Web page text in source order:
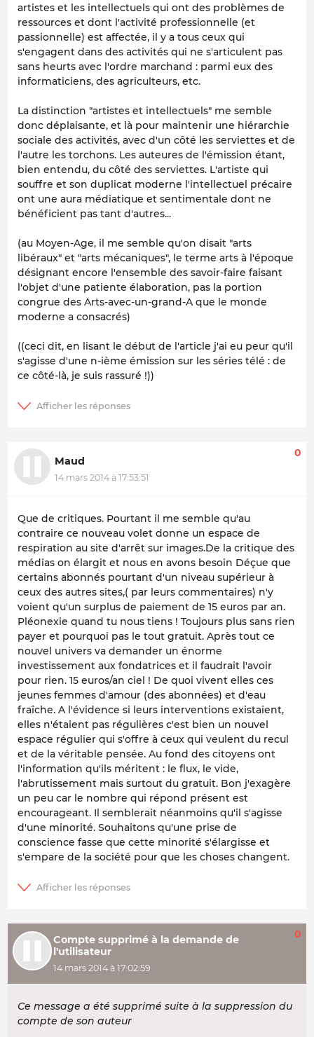
artistes et les intellectuels qui ont des problèmes de
ressources et dont l'activité professionnelle (et
passionnelle) est affectée, il y a tous ceux qui
s'engagent dans des activités qui ne s'articulent pas
sans heurts avec l'ordre marchand : parmi eux des
informaticiens, des agriculteurs, etc.
La distinction "artistes et intellectuels" me semble
donc déplaisante, et là pour maintenir une hiérarchie
sociale des activités, avec d'un côté les serviettes et de
l'autre les torchons. Les auteures de l'émission étant,
bien entendu, du côté des serviettes. L'artiste qui
souffre et son duplicat moderne l'intellectuel précaire
ont une aura médiatique et sentimentale dont ne
bénéficient pas tant d'autres...
(au Moyen-Age, il me semble qu'on disait "arts
libéraux" et "arts mécaniques", le terme arts à l'époque
désignant encore l'ensemble des savoir-faire faisant
l'objet d'une patiente élaboration, pas la portion
congrue des Arts-avec-un-grand-A que le monde
moderne a consacrés)
((ceci dit, en lisant le début de l'article j'ai eu peur qu'il
s'agisse d'une n-ième émission sur les séries télé : de
ce côté-là, je suis rassuré !))
Maud
14 mars 2014 à 17:53:51
0
Que de critiques. Pourtant il me semble qu'au
contraire ce nouveau volet donne un espace de
respiration au site d'arrêt sur images.De la critique des
médias on élargit et nous en avons besoin Déçue que
certains abonnés pourtant d'un niveau supérieur à
ceux des autres sites,( par leurs commentaires) n'y
voient qu'un surplus de paiement de 15 euros par an.
Pléonexie quand tu nous tiens ! Toujours plus sans rien
payer et pourquoi pas le tout gratuit. Après tout ce
nouvel univers va demander un énorme
investissement aux fondatrices et il faudrait l'avoir
pour rien. 15 euros/an ciel ! De quoi vivent elles ces
jeunes femmes d'amour (des abonnées) et d'eau
fraîche. A l'évidence si leurs interventions existaient,
elles n'étaient pas régulières c'est bien un nouvel
espace régulier qui s'offre à ceux qui veulent du recul
et de la véritable pensée. Au fond des citoyens ont
l'information qu'ils méritent : le flux, le vide,
l'abrutissement mais surtout du gratuit. Bon j'exagère
un peu car le nombre qui répond présent est
encourageant. Il semblerait néanmoins qu'il s'agisse
d'une minorité. Souhaitons qu'une prise de
conscience fasse que cette minorité s'élargisse et
s'empare de la société pour que les choses changent.
Compte supprimé à la demande de
l'utilisateur
14 mars 2014 à 17:02:59
0
Ce message a été supprimé suite à la suppression du
compte de son auteur